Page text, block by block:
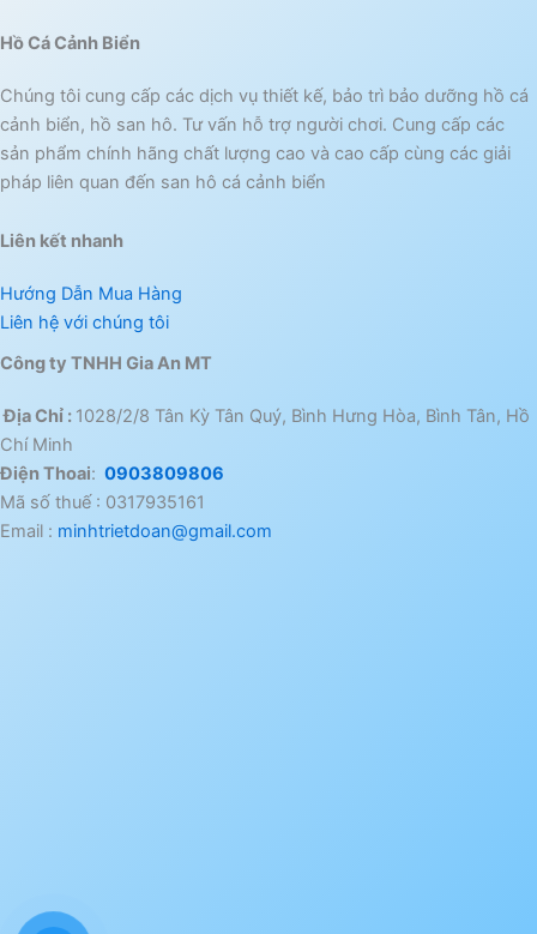
Hồ Cá Cảnh Biển
Chúng tôi cung cấp các dịch vụ thiết kế, bảo trì bảo dưỡng hồ cá
cảnh biển, hồ san hô. Tư vấn hỗ trợ người chơi. Cung cấp các
sản phẩm chính hãng chất lượng cao và cao cấp cùng các giải
pháp liên quan đến san hô cá cảnh biển
Liên kết nhanh
Hướng Dẫn Mua Hàng
Liên hệ với chúng tôi
Công ty TNHH Gia An MT
Địa Chỉ : 1028/2/8 Tân Kỳ Tân Quý, Bình Hưng Hòa, Bình Tân, Hồ
Chí Minh
Điện Thoai: 0903809806
Mã số thuế : 0317935161
Email : minhtrietdoan@gmail.com